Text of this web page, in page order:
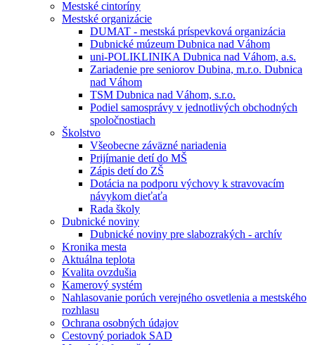
Mestské cintoríny
Mestské organizácie
DUMAT - mestská príspevková organizácia
Dubnické múzeum Dubnica nad Váhom
uni-POLIKLINIKA Dubnica nad Váhom, a.s.
Zariadenie pre seniorov Dubina, m.r.o. Dubnica
nad Váhom
TSM Dubnica nad Váhom, s.r.o.
Podiel samosprávy v jednotlivých obchodných
spoločnostiach
Školstvo
Všeobecne záväzné nariadenia
Prijímanie detí do MŠ
Zápis detí do ZŠ
Dotácia na podporu výchovy k stravovacím
návykom dieťaťa
Rada školy
Dubnické noviny
Dubnické noviny pre slabozrakých - archív
Kronika mesta
Aktuálna teplota
Kvalita ovzdušia
Kamerový systém
Nahlasovanie porúch verejného osvetlenia a mestského
rozhlasu
Ochrana osobných údajov
Cestovný poriadok SAD